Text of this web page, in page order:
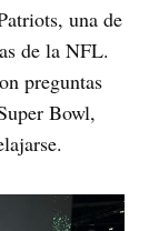
una de
de la NFL.
preguntas
Bowl,